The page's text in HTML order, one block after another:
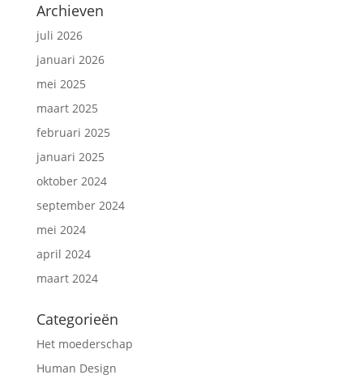
Archieven
juli 2026
januari 2026
mei 2025
maart 2025
februari 2025
januari 2025
oktober 2024
september 2024
mei 2024
april 2024
maart 2024
Categorieën
Het moederschap
Human Design